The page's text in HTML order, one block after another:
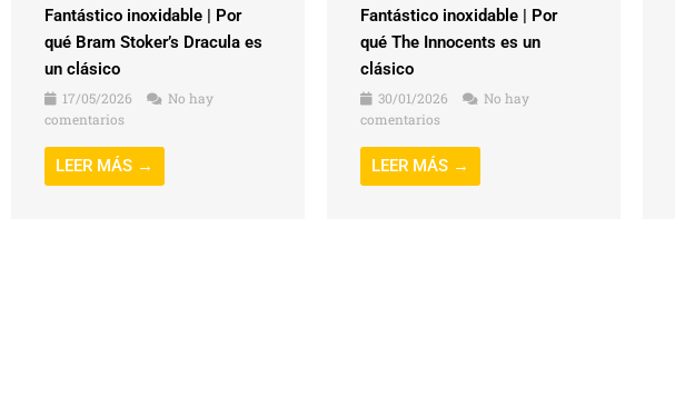
Fantástico inoxidable | Por
qué Bram Stoker’s Dracula es
un clásico
17/05/2026
No hay
comentarios
LEER MÁS →
Fantástico inoxidable | Por
qué The Innocents es un
clásico
30/01/2026
No hay
comentarios
LEER MÁS →